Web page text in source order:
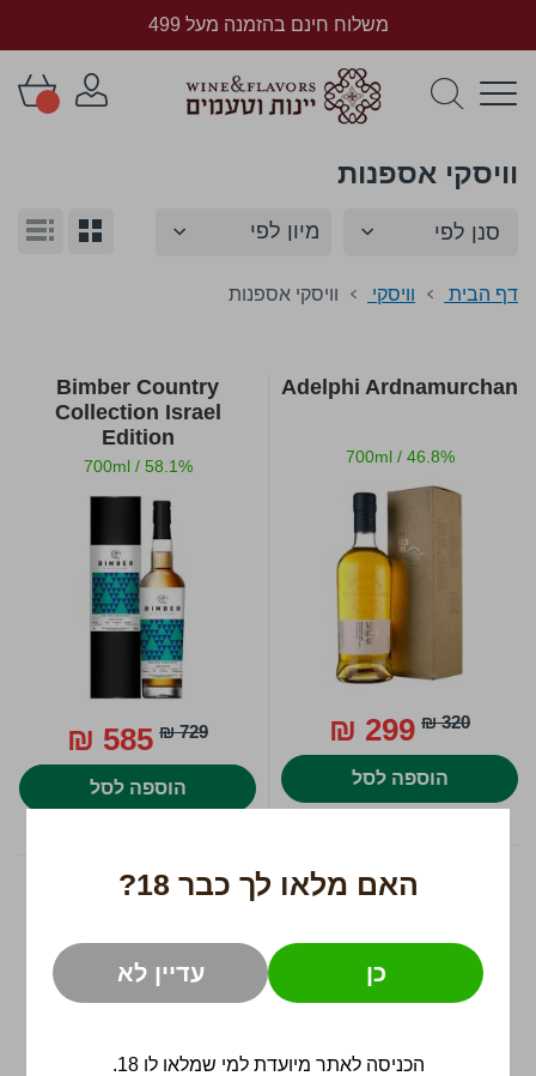
האם מלאו לך כבר 18?
כן עדיין לא
הכניסה לאתר מיועדת למי שמלאו לו 18.
משלוח חינם בהזמנה מעל 499
וויסקי אספנות
סנן לפי
הצג
גריד
דף הבית וויסקי וויסקי אספנות
Adelphi Ardnamurchan
700ml / 46.8%
320 ₪
299 ₪
הוספה לסל
Bimber Country
Collection Israel
Edition
700ml / 58.1%
729 ₪
585 ₪
הוספה לסל
Willett Straight Rye
700ml
מורטלאך 25 שנים
700ml / 43%